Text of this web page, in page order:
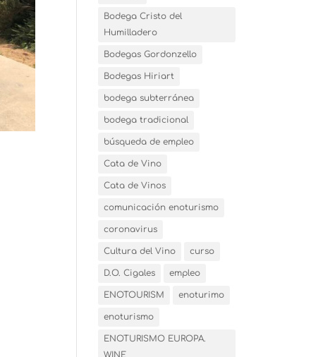
Bodega Cristo del
Humilladero
Bodegas Gordonzello
Bodegas Hiriart
bodega subterránea
bodega tradicional
búsqueda de empleo
Cata de Vino
Cata de Vinos
comunicación enoturismo
coronavirus
Cultura del Vino curso
D.O. Cigales empleo
ENOTOURISM enoturimo
enoturismo
ENOTURISMO EUROPA.
WINE